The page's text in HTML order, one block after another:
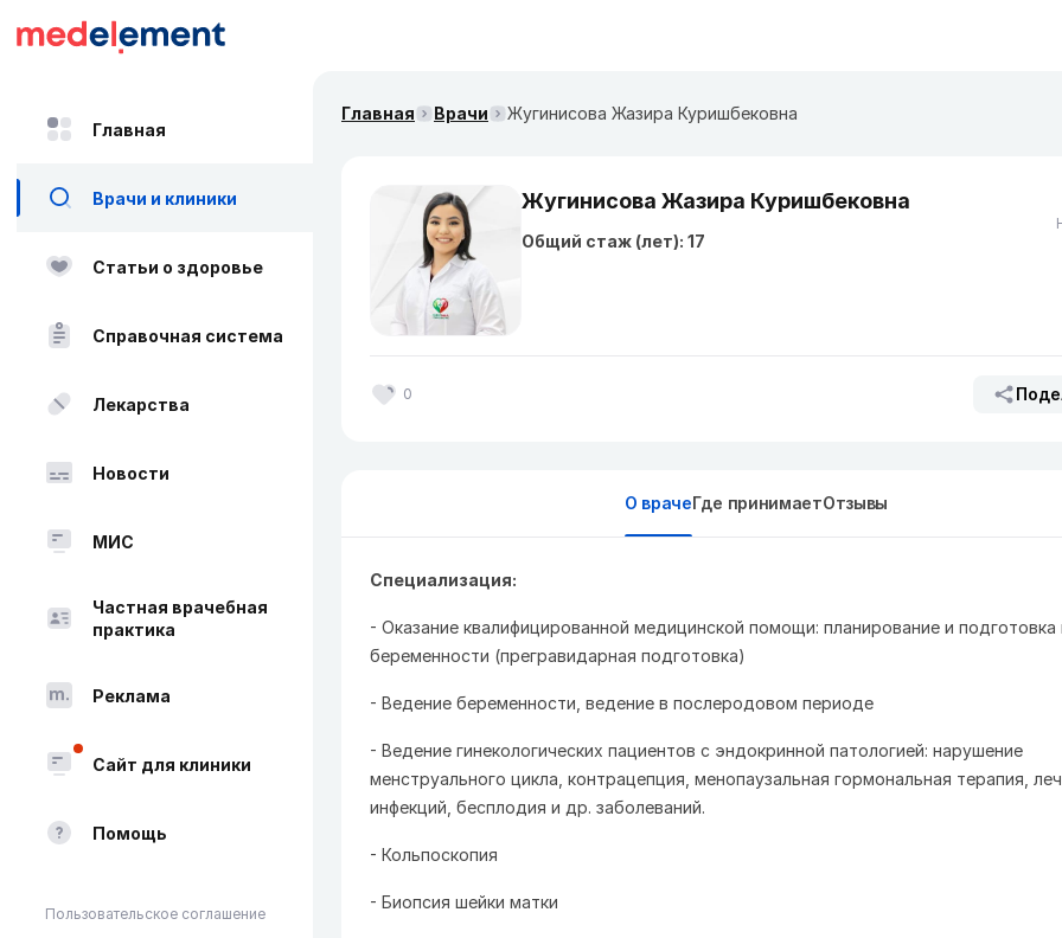
Главная
Врачи и клиники
Статьи о здоровье
Справочная система
Лекарства
Новости
МИС
Частная врачебная
практика
Реклама
Сайт для клиники
Помощь
Пользовательское соглашение
Главная Врачи Жугинисова Жазира Куришбековна
Жугинисова Жазира Куришбековна
Общий стаж (лет): 17
0
О врачеГде принимаетОтзывы
Специализация:
- Оказание квалифицированной медицинской помощи: планирование и подготовка
беременности (прегравидарная подготовка)
- Ведение беременности, ведение в послеродовом периоде
- Ведение гинекологических пациентов с эндокринной патологией: нарушение
менструального цикла, контрацепция, менопаузальная гормональная терапия,
инфекций, бесплодия и др. заболеваний.
- Кольпоскопия
- Биопсия шейки матки